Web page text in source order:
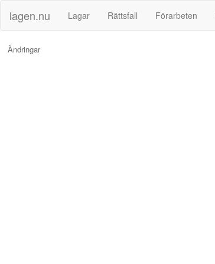
lagen.nu Lagar Rättsfall Förarbeten
Ändringar